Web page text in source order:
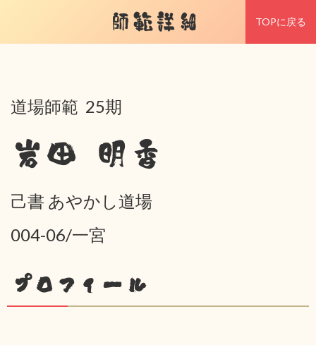
師範詳細 TOPに戻る
道場師範 25期
岩田 明香
己書 あやかし道場
004-06/一宮
プロフィール